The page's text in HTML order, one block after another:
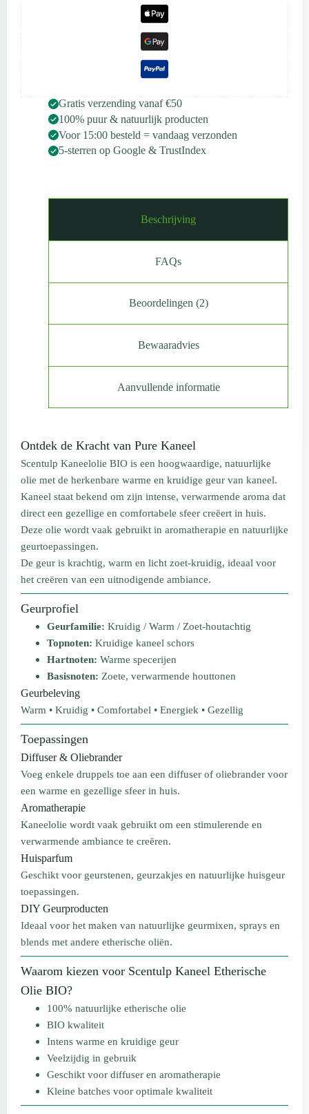
Gratis verzending vanaf €50
100% puur & natuurlijk producten
Voor 15:00 besteld = vandaag verzonden
5-sterren op Google & TrustIndex
Beschrijving
FAQs
Beoordelingen (2)
Bewaaradvies
Aanvullende informatie
Ontdek de Kracht van Pure Kaneel
Scentulp Kaneelolie BIO is een hoogwaardige, natuurlijke
olie met de herkenbare warme en kruidige geur van kaneel.
Kaneel staat bekend om zijn intense, verwarmende aroma dat
direct een gezellige en comfortabele sfeer creëert in huis.
Deze olie wordt vaak gebruikt in aromatherapie en natuurlijke
geurtoepassingen.
De geur is krachtig, warm en licht zoet-kruidig, ideaal voor
het creëren van een uitnodigende ambiance.
Geurprofiel
Geurfamilie: Kruidig / Warm / Zoet-houtachtig
Topnoten: Kruidige kaneel schors
Hartnoten: Warme specerijen
Basisnoten: Zoete, verwarmende houttonen
Geurbeleving
Warm • Kruidig • Comfortabel • Energiek • Gezellig
Toepassingen
Diffuser & Oliebrander
Voeg enkele druppels toe aan een diffuser of oliebrander voor
een warme en gezellige sfeer in huis.
Aromatherapie
Kaneelolie wordt vaak gebruikt om een stimulerende en
verwarmende ambiance te creëren.
Huisparfum
Geschikt voor geurstenen, geurzakjes en natuurlijke huisgeur
toepassingen.
DIY Geurproducten
Ideaal voor het maken van natuurlijke geurmixen, sprays en
blends met andere etherische oliën.
Waarom kiezen voor Scentulp Kaneel Etherische
Olie BIO?
100% natuurlijke etherische olie
BIO kwaliteit
Intens warme en kruidige geur
Veelzijdig in gebruik
Geschikt voor diffuser en aromatherapie
Kleine batches voor optimale kwaliteit